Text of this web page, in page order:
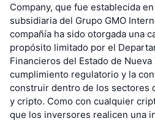
Company, que fue establecida
subsidiaria del Grupo GMO
compañía ha sido otorgada una
propósito limitado por el
Financieros del Estado de
cumplimiento regulatorio y la
construir dentro de los sectores
y cripto. Como con cualquier
que los inversores realicen una